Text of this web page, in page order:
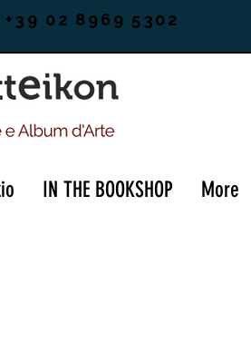
+39 02 8969 5302
IN THE BOOKSHOP More